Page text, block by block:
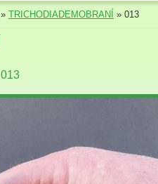
» TRICHODIADEMOBRANÍ » 013
013